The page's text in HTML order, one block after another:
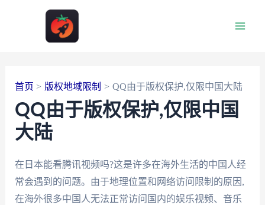
首页 版权地域限制 QQ由于版权保护,仅限中国大陆
QQ由于版权保护,仅限中国
大陆
在日本能看腾讯视频吗?这是许多在海外生活的中国人经
常会遇到的问题。由于地理位置和网络访问限制的原因,
在海外很多中国人无法正常访问国内的娱乐视频、音乐